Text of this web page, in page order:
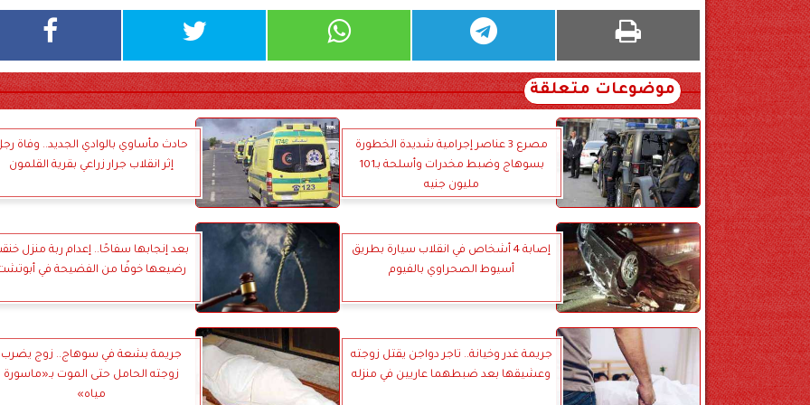
موضوعات متعلقة
مصرع 3 عناصر إجرامية شديدة الخطورة
بسوهاج وضبط مخدرات وأسلحة بـ101
مليون جنيه
حادث مأساوي بالوادي الجديد.. وفاة
إثر انقلاب جرار زراعي بقرية القلمون
إصابة 4 أشخاص في انقلاب سيارة بطريق
أسيوط الصحراوي بالفيوم
بعد إنجابها سفاحًا.. إعدام ربة منزل
رضيعها خوفًا من الفضيحة في
جريمة غدر وخيانة.. تاجر دواجن يقتل زوجته
وعشيقها بعد ضبطهما عاريين في منزله
جريمة بشعة في سوهاج.. زوج يضرب
زوجته الحامل حتى الموت بـ«ماسورة
مياه»